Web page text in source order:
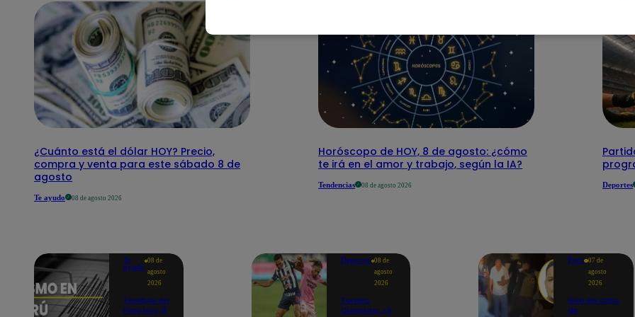
¿Cuánto está el dólar HOY? Precio,
compra y venta para este sábado 8 de
agosto
Te ayudo 08 de agosto 2026
Horóscopo de HOY, 8 de agosto: ¿cómo
te irá en el amor y trabajo, según la IA?
Tendencias 08 de agosto 2026 Deportes
Te
ayudo
08 de
agosto
2026
Temblor en
Perú hoy, 8
Deportes 08 de
agosto
2026
Torneo
Clausura: ¿A
Perú 07 de
agosto
2026
Giro en caso
de